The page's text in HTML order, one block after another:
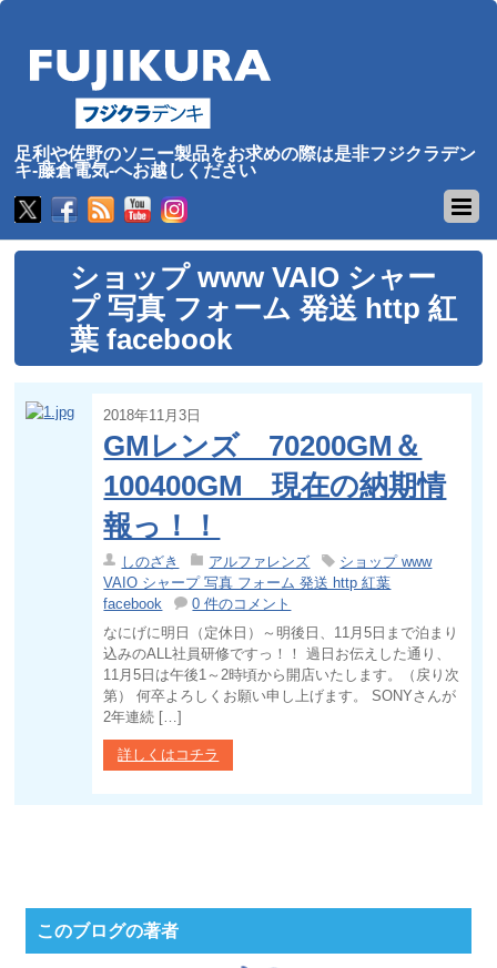
足利や佐野のソニー製品をお求めの際は是非フジクラデン
キ-藤倉電気-へお越しください
ショップ www VAIO シャー
プ 写真 フォーム 発送 http 紅
葉 facebook
2018年11月3日
GMレンズ 70200GM＆
100400GM 現在の納期情
報っ！！
しのざき アルファレンズ
ショップ www
VAIO シャープ 写真 フォーム 発送 http 紅葉
facebook
0 件のコメント
なにげに明日（定休日）～明後日、11月5日まで泊まり
込みのALL社員研修ですっ！！ 過日お伝えした通り、
11月5日は午後1～2時頃から開店いたします。（戻り次
第） 何卒よろしくお願い申し上げます。 SONYさんが
2年連続 […]
詳しくはコチラ
このブログの著者